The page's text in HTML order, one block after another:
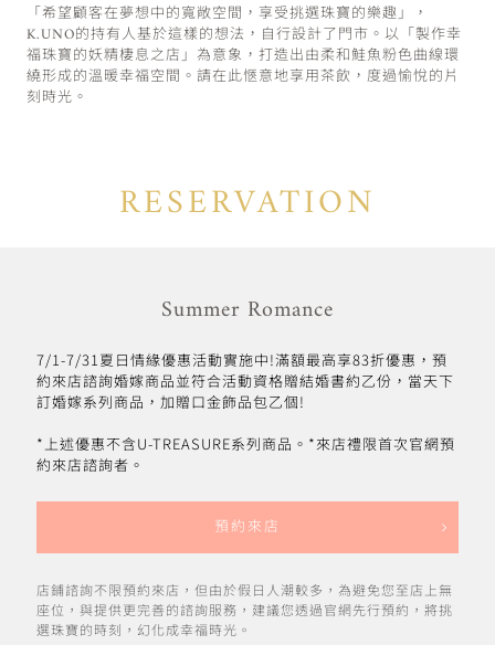
「希望顧客在夢想中的寬敞空間，享受挑選珠寶的樂趣」，
K.UNO的持有人基於這樣的想法，自行設計了門市。以「製作幸
福珠寶的妖精棲息之店」為意象，打造出由柔和鮭魚粉色曲線環
繞形成的溫暖幸福空間。請在此愜意地享用茶飲，度過愉悅的片
刻時光。
RESERVATION
Summer Romance
7/1-7/31夏日情緣優惠活動實施中!滿額最高享83折優惠，預
約來店諮詢婚嫁商品並符合活動資格贈結婚書約乙份，當天下
訂婚嫁系列商品，加贈口金飾品包乙個!
*上述優惠不含U-TREASURE系列商品。*來店禮限首次官網預
約來店諮詢者。
預約來店
店鋪諮詢不限預約來店，但由於假日人潮較多，為避免您至店上無
座位，與提供更完善的諮詢服務，建議您透過官網先行預約，將挑
選珠寶的時刻，幻化成幸福時光。